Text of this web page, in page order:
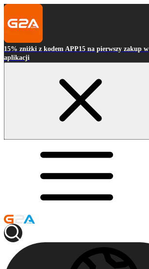
15% zniżki z kodem APP15 na pierwszy zakup w
aplikacji